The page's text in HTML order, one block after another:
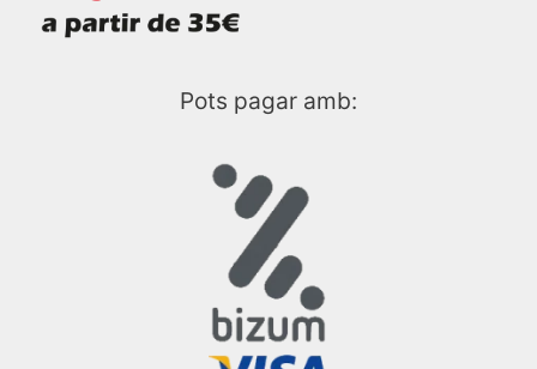
Pots pagar amb: